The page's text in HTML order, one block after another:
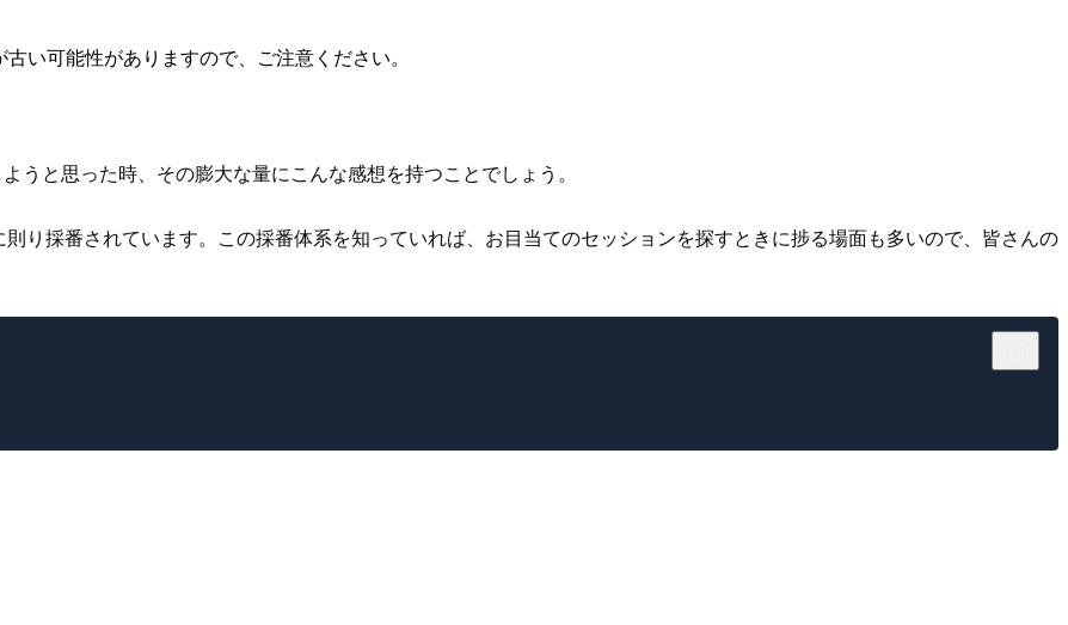
い可能性がありますので、ご注意ください。
と思った時、その膨大な量にこんな感想を持つことでしょう。
り採番されています。この採番体系を知っていれば、お目当てのセッションを探すときに捗る場面も多いので、皆さんの